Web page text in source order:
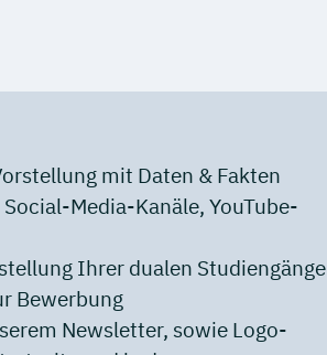
mit Daten & Fakten
Media-Kanäle, YouTube-
Ihrer dualen Studiengänge
Bewerbung
Newsletter, sowie Logo-